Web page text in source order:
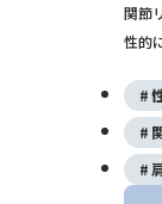
関節
性的
と関
早期
質の